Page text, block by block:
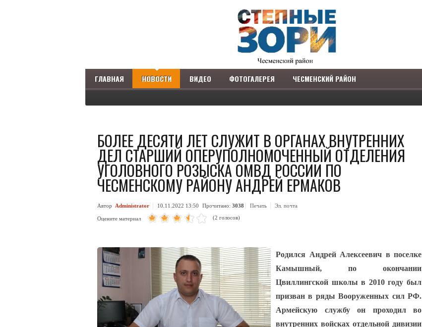
ГЛАВНАЯ НОВОСТИ ВИДЕО ФОТОГАЛЕРЕЯ ЧЕСМЕНСКИЙ РАЙОН
БОЛЕЕ ДЕСЯТИ ЛЕТ СЛУЖИТ В ОРГАНАХ ВНУТРЕННИХ
ДЕЛ СТАРШИЙ ОПЕРУПОЛНОМОЧЕННЫЙ ОТДЕЛЕНИЯ
УГОЛОВНОГО РОЗЫСКА ОМВД РОССИИ ПО
ЧЕСМЕНСКОМУ РАЙОНУ АНДРЕЙ ЕРМАКОВ
Автор Administrator 10.11.2022 13:50 Прочитано: 3038 Печать Эл. почта
Оцените материал (2 голосов)
Родился Андрей Алексеевич в поселке
Камышный, по окончании
Цвиллингской школы в 2010 году был
призван в ряды Вооруженных сил РФ.
Армейскую службу он проходил во
внутренних войсках отдельной дивизии
ЗАРЕГИСТРИРОВАТЬСЯ
COM_USERS_REGISTER_REQUIRED
COM_USERS_REGISTER_USERNAME_LABEL
COM_USERS_REGISTER_PASSWORD1_LABEL*
COM_USERS_REGISTER_PASSWORD2_LABEL*
COM_USERS_REGISTER_EMAIL1_LABEL*